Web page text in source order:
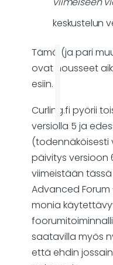
keskustelun
Tämä (ja pari
ovat nousseet
esiin.
Curling.fi pyörii
versiolla 5 ja
(todennäköisesti
päivitys versioon
viimeistään
Advanced
monia
saatavilla myös
että ehdin